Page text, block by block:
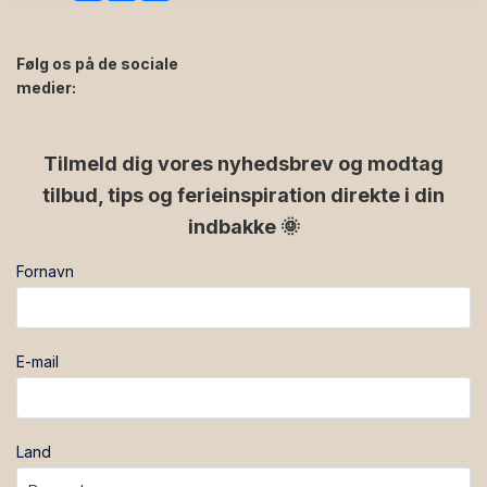
Følg os på de sociale
medier:
Tilmeld dig vores nyhedsbrev og modtag
tilbud, tips og ferieinspiration direkte i din
indbakke 🌞
Fornavn
E-mail
Land